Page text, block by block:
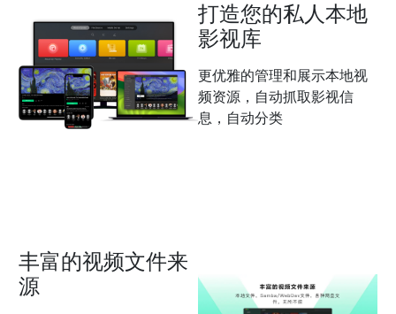
打造您的私人本地
影视库
更优雅的管理和展示本地视
频资源，自动抓取影视信
息，自动分类
丰富的视频文件来
源